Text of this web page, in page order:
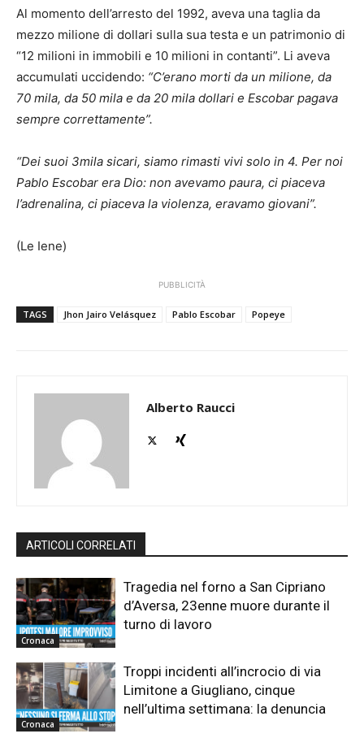
Al momento dell’arresto del 1992, aveva una taglia da
mezzo milione di dollari sulla sua testa e un patrimonio di
“12 milioni in immobili e 10 milioni in contanti”. Li aveva
accumulati uccidendo: “C’erano morti da un milione, da
70 mila, da 50 mila e da 20 mila dollari e Escobar pagava
sempre correttamente”.
“Dei suoi 3mila sicari, siamo rimasti vivi solo in 4. Per noi
Pablo Escobar era Dio: non avevamo paura, ci piaceva
l’adrenalina, ci piaceva la violenza, eravamo giovani”.
(Le Iene)
PUBBLICITÀ
TAGS Jhon Jairo Velásquez Pablo Escobar Popeye
Alberto Raucci
ARTICOLI CORRELATI
Cronaca
Tragedia nel forno a San Cipriano
d’Aversa, 23enne muore durante il
turno di lavoro
Cronaca
Troppi incidenti all’incrocio di via
Limitone a Giugliano, cinque
nell’ultima settimana: la denuncia